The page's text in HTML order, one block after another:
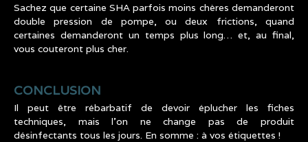
Sachez que certaine SHA parfois moins chères demanderont
double pression de pompe, ou deux frictions, quand
certaines demanderont un temps plus long… et, au final,
vous couteront plus cher.
CONCLUSION
Il peut être rébarbatif de devoir éplucher les fiches
techniques, mais l’on ne change pas de produit
désinfectants tous les jours. En somme : à vos étiquettes !